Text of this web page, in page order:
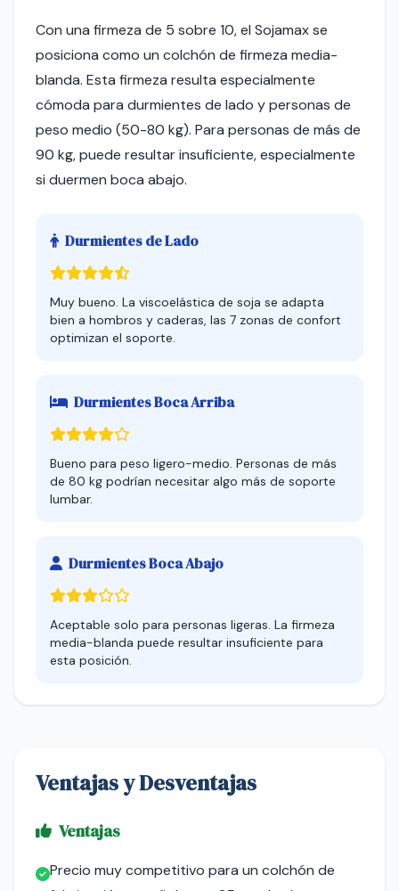
Con una firmeza de 5 sobre 10, el Sojamax se
posiciona como un colchón de firmeza media-
blanda. Esta firmeza resulta especialmente
cómoda para durmientes de lado y personas de
peso medio (50-80 kg). Para personas de más de
90 kg, puede resultar insuficiente, especialmente
si duermen boca abajo.
Durmientes de Lado
Muy bueno. La viscoelástica de soja se adapta
bien a hombros y caderas, las 7 zonas de confort
optimizan el soporte.
Durmientes Boca Arriba
Bueno para peso ligero-medio. Personas de más
de 80 kg podrían necesitar algo más de soporte
lumbar.
Durmientes Boca Abajo
Aceptable solo para personas ligeras. La firmeza
media-blanda puede resultar insuficiente para
esta posición.
Ventajas y Desventajas
Ventajas
Precio muy competitivo para un colchón de